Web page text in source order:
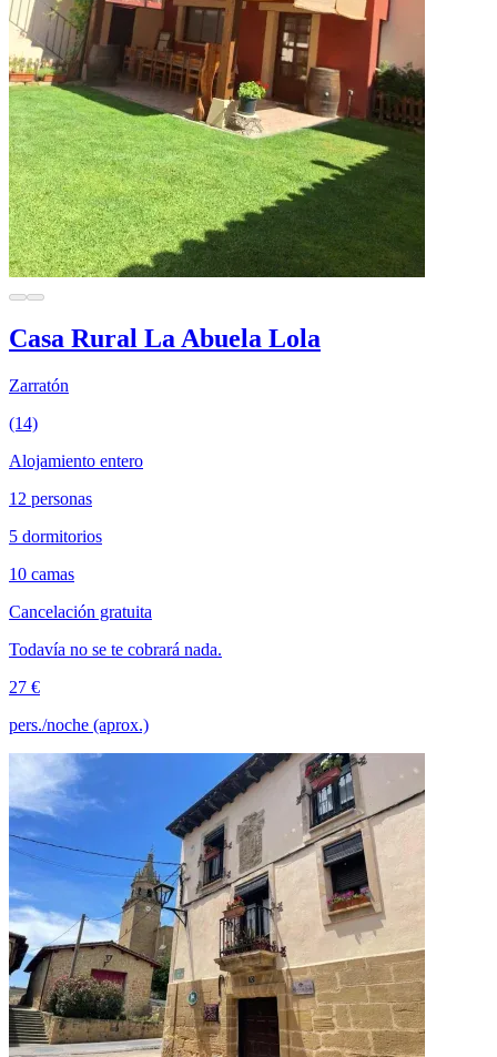
Casa Rural La Abuela Lola
Zarratón
(14)
Alojamiento entero
12 personas
5 dormitorios
10 camas
Cancelación gratuita
Todavía no se te cobrará nada.
27 €
pers./noche (aprox.)